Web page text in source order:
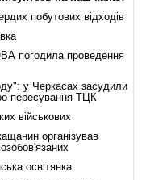
побутових відходів
погодила проведення
у Черкасах засудили
пересування ТЦК
військових
організував
освітянка